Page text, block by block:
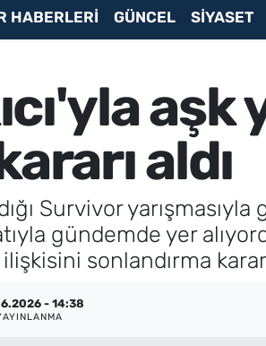
HABERLERİ GÜNCEL SİYASET
aldı
Survivor
gündemde yer
sonlandırma
- 14:38